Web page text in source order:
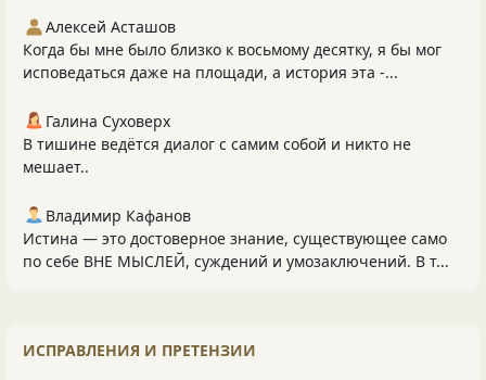
Алексей Асташов
Когда бы мне было близко к восьмому десятку, я бы мог
исповедаться даже на площади, а история эта -...
Галина Суховерх
В тишине ведётся диалог с самим собой и никто не
мешает..
Владимир Кафанов
Истина — это достоверное знание, существующее само
по себе ВНЕ МЫСЛЕЙ, суждений и умозаключений. В т...
ИСПРАВЛЕНИЯ И ПРЕТЕНЗИИ